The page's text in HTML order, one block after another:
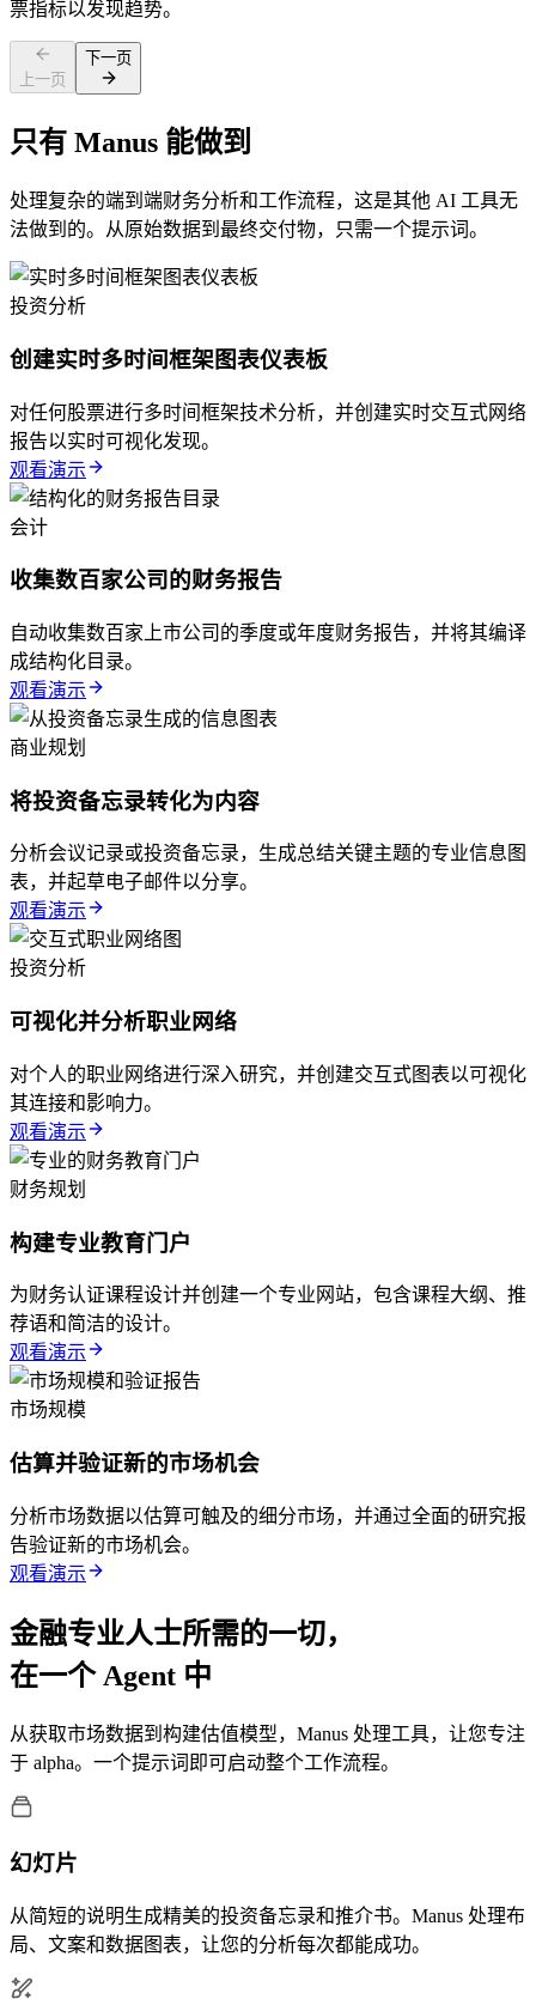
票指标以发现趋势。
上一页
下一页
只有 Manus 能做到
处理复杂的端到端财务分析和工作流程，这是其他 AI 工具无
法做到的。从原始数据到最终交付物，只需一个提示词。
投资分析
创建实时多时间框架图表仪表板
对任何股票进行多时间框架技术分析，并创建实时交互式网络
报告以实时可视化发现。
观看演示
会计
收集数百家公司的财务报告
自动收集数百家上市公司的季度或年度财务报告，并将其编译
成结构化目录。
观看演示
商业规划
将投资备忘录转化为内容
分析会议记录或投资备忘录，生成总结关键主题的专业信息图
表，并起草电子邮件以分享。
观看演示
投资分析
可视化并分析职业网络
对个人的职业网络进行深入研究，并创建交互式图表以可视化
其连接和影响力。
观看演示
财务规划
构建专业教育门户
为财务认证课程设计并创建一个专业网站，包含课程大纲、推
荐语和简洁的设计。
观看演示
市场规模
估算并验证新的市场机会
分析市场数据以估算可触及的细分市场，并通过全面的研究报
告验证新的市场机会。
观看演示
金融专业人士所需的一切，
在一个 Agent 中
从获取市场数据到构建估值模型，Manus 处理工具，让您专注
于 alpha。一个提示词即可启动整个工作流程。
幻灯片
从简短的说明生成精美的投资备忘录和推介书。Manus 处理布
局、文案和数据图表，让您的分析每次都能成功。